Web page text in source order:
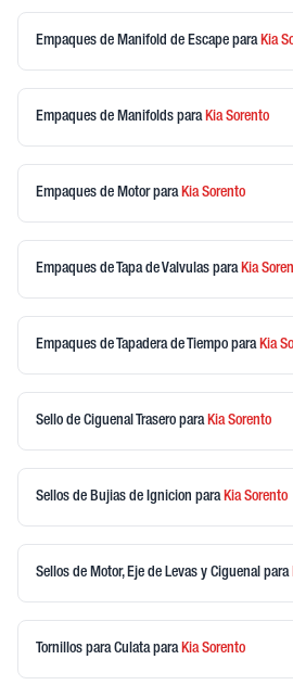
Empaques de Manifold de Escape para Kia
Empaques de Manifolds para KiaSorento
Empaques de Motorpara KiaSorento
Empaques de Tapa de Valvulas para Kia
Empaques de Tapadera de Tiempo para Kia
Sello de Ciguenal Trasero para KiaSorento
Sellos de Bujias de Ignicion para KiaSorento
Sellos de Motor, Eje de Levas y Ciguenal para
Tornillos para Culatapara KiaSorento